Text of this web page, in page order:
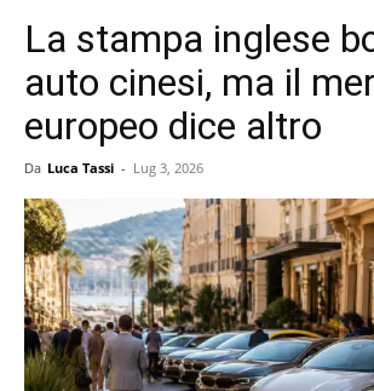
La stampa inglese
auto cinesi, ma il
europeo dice altro
Da Luca Tassi - Lug 3, 2026